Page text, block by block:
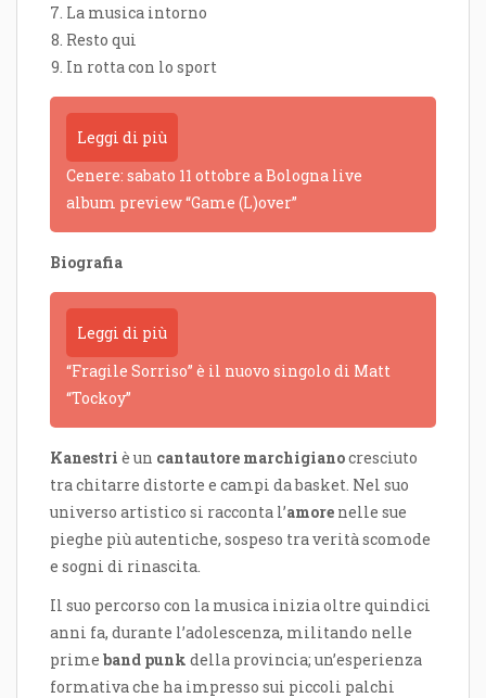
La musica intorno
Resto qui
In rotta con lo sport
Leggi di più
Cenere: sabato 11 ottobre a Bologna live
album preview “Game (L)over”
Biografia
Leggi di più
“Fragile Sorriso” è il nuovo singolo di Matt
“Tockoy”
Kanestri è un cantautore marchigianocresciuto
tra chitarre distorte e campi da basket. Nel suo
universo artistico si racconta l’amore nelle sue
pieghe più autentiche, sospeso tra verità scomode
e sogni di rinascita.
Il suo percorso con la musica inizia oltre quindici
anni fa, durante l’adolescenza, militando nelle
prime band punk della provincia; un’esperienza
formativa che ha impresso sui piccoli palchi